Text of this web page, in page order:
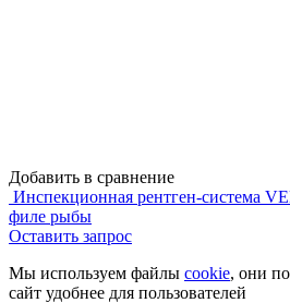
Добавить в сравнение
Инспекционная рентген-система
филе рыбы
Оставить запрос
Мы используем файлы cookie, они
сайт удобнее для пользователей